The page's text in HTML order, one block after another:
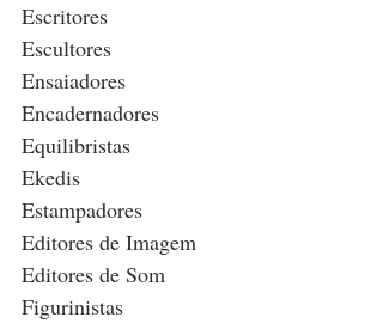
Escritores
Escultores
Ensaiadores
Encadernadores
Equilibristas
Ekedis
Estampadores
Editores de Imagem
Editores de Som
Figurinistas